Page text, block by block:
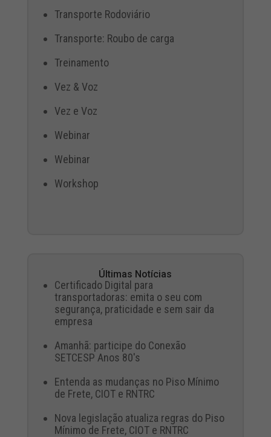
Transporte Rodoviário
Transporte: Roubo de carga
Treinamento
Vez & Voz
Vez e Voz
Webinar
Webinar
Workshop
Últimas Notícias
Certificado Digital para
transportadoras: emita o seu com
segurança, praticidade e sem sair da
empresa
Amanhã: participe do Conexão
SETCESP Anos 80's
Entenda as mudanças no Piso Mínimo
de Frete, CIOT e RNTRC
Nova legislação atualiza regras do Piso
Mínimo de Frete, CIOT e RNTRC